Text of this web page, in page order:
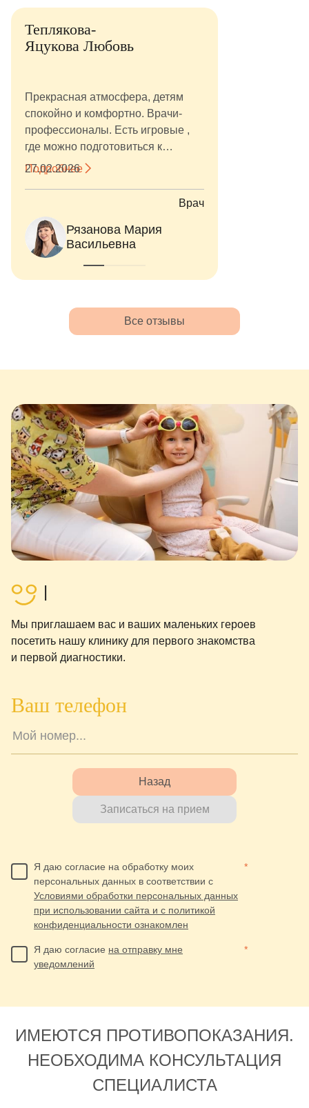
Теплякова-
Яцукова Любовь
Прекрасная атмосфера, детям
спокойно и комфортно. Врачи-
профессионалы. Есть игровые ,
где можно подготовиться к
лечению и «отойти от приема».
администраторы- решают любой
вопрос. И весь персонал супер.
Помещение стильное опрятное, в
первый момент восхищал поезд-
игрушка, который катается над
хорошему). Наша Кушвар
Азеровна, Мария Васильевна и
Подробнее
27.02.2026
Врач
Рязанова Мария
Васильевна
Все отзывы
Мы приглашаем вас и ваших маленьких героев
посетить нашу клинику для первого знакомства
и первой диагностики.
Ваш телефон
Назад
Записаться на прием
Я даю согласие на обработку моих
персональных данных в соответствии с
Условиями обработки персональных данных
при использовании сайта и с политикой
конфиденциальности ознакомлен
*
Я даю согласие на отправку мне
уведомлений
*
ИМЕЮТСЯ ПРОТИВОПОКАЗАНИЯ.
НЕОБХОДИМА КОНСУЛЬТАЦИЯ
СПЕЦИАЛИСТА